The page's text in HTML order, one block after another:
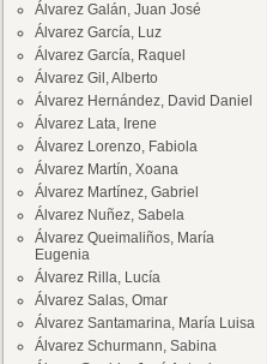
Álvarez Galán, Juan José
Álvarez García, Luz
Álvarez García, Raquel
Álvarez Gil, Alberto
Álvarez Hernández, David Daniel
Álvarez Lata, Irene
Álvarez Lorenzo, Fabiola
Álvarez Martín, Xoana
Álvarez Martínez, Gabriel
Álvarez Nuñez, Sabela
Álvarez Queimaliños, María
Eugenia
Álvarez Rilla, Lucía
Álvarez Salas, Omar
Álvarez Santamarina, María Luisa
Álvarez Schurmann, Sabina